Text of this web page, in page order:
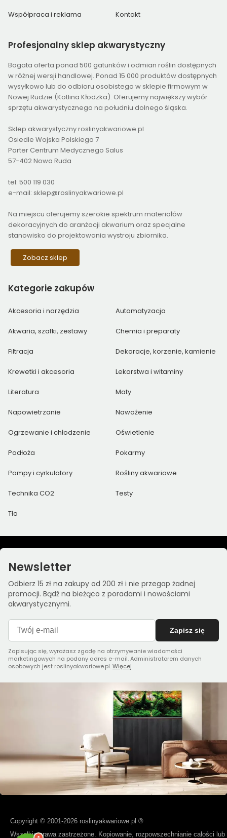
Współpraca i reklama Kontakt
Profesjonalny sklep akwarystyczny
Bogata oferta ponad 500 gatunków i odmian roślin dostępnych
w różnej wersji handlowej. Ponad 15 000 produktów dostępnych
wysyłkowo lub do odbioru osobistego w sklepie firmowym w
Nowej Rudzie (Kotlina Kłodzka). Oferujemy największy wybór
sprzętu akwarystycznego na południu dolnego śląska.
Sklep akwarystyczny roslinyakwariowe.pl
Osiedle Wojska Polskiego 7
Parter Centrum Medycznego Salus
57-402 Nowa Ruda
tel: 500 119 030
e-mail: sklep@roslinyakwariowe.pl
Na miejscu oferujemy szerokie spektrum materiałów
dekoracyjnych do aranżacji akwarium oraz specjalne
stanowisko do projektowania wystroju zbiornika.
Zobacz sklep
Kategorie zakupów
Akcesoria i narzędzia Automatyzacja
Akwaria, szafki, zestawy Chemia i preparaty
Filtracja Dekoracje, korzenie, kamienie
Krewetki i akcesoria Lekarstwa i witaminy
Literatura Maty
Napowietrzanie Nawożenie
Ogrzewanie i chłodzenie Oświetlenie
Podłoża Pokarmy
Pompy i cyrkulatory Rośliny akwariowe
Technika CO2 Testy
Tła
Newsletter
Odbierz 15 zł na zakupy od 200 zł i nie przegap żadnej
promocji. Bądź na bieżąco z poradami i nowościami
akwarystycznymi.
Zapisz się
Zapisując się, wyrażasz zgodę na otrzymywanie wiadomości
marketingowych na podany adres e-mail. Administratorem danych
osobowych jest roslinyakwariowe.pl.Więcej
Copyright © 2001-2026 roslinyakwariowe.pl ®
Wszelkie prawa zastrzeżone. Kopiowanie, rozpowszechnianie całości lub